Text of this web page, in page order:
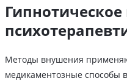
Гипнотическое
Методы внушения
медикаментозные способы